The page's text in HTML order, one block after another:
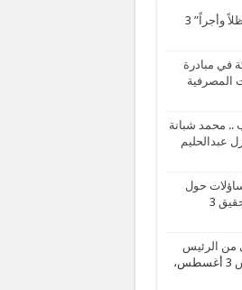
وأجراً” 3
في مبادرة
المصرفية
.. محمد شبانة
عبدالحليم
حول
3
من الرئيس
3 أغسطس،